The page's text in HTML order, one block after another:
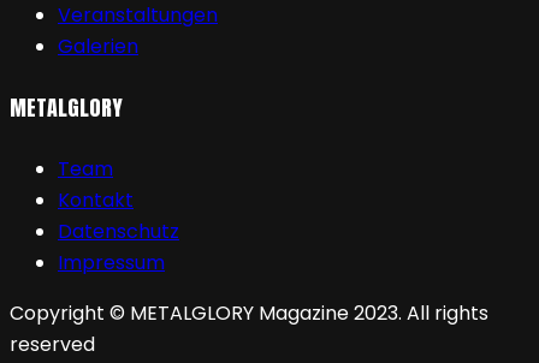
Veranstaltungen
Galerien
METALGLORY
Team
Kontakt
Datenschutz
Impressum
Copyright © METALGLORY Magazine 2023. All rights
reserved